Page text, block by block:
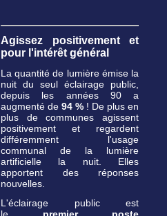
Agissez positivement et
pour l'intérêt général
La quantité de lumière émise la
nuit du seul éclairage public,
depuis les années 90 a
augmenté de 94 % ! De plus en
plus de communes agissent
positivement et regardent
différemment l'usage
communal de la lumière
artificielle la nuit. Elles
apportent des réponses
nouvelles.
L'éclairage public est